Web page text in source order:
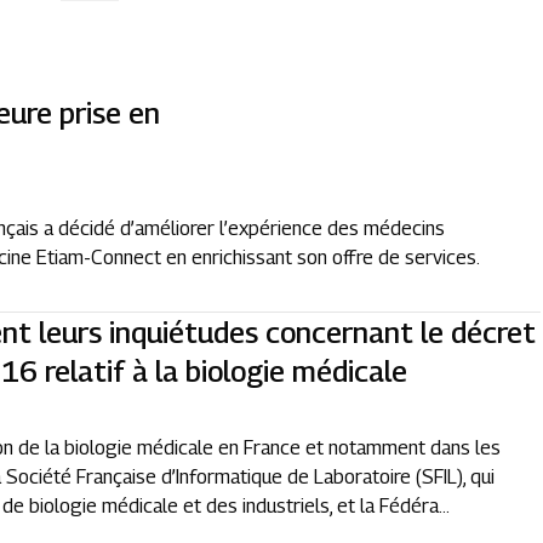
prise en
a décidé d’améliorer l’expérience des médecins
Etiam-Connect en enrichissant son offre de services.
leurs inquiétudes concernant le décret
relatif à la biologie médicale
de la biologie médicale en France et notamment dans les
Française d’Informatique de Laboratoire (SFIL), qui
biologie médicale et des industriels, et la Fédéra...